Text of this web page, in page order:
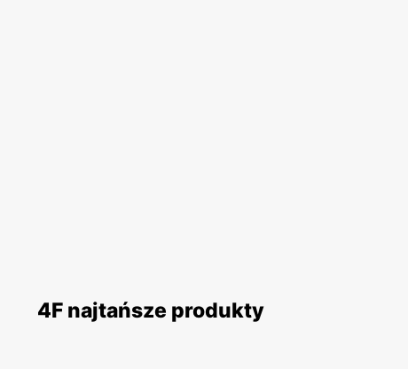
4F najtańsze produkty